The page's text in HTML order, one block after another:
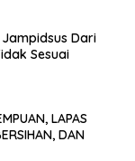
Jampidsus Dari
Sesuai
LAPAS
DAN